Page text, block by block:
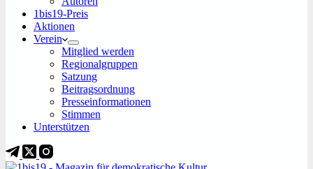
1bis19-Preis
Aktionen
Verein
Mitglied werden
Regionalgruppen
Satzung
Beitragsordnung
Presseinformationen
Stimmen
Unterstützen